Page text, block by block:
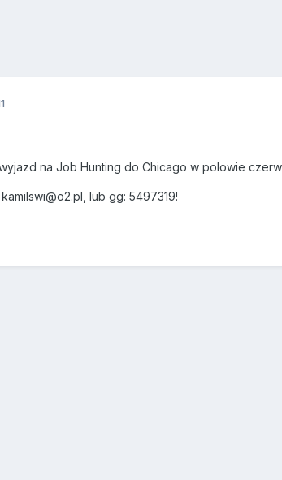
na Job Hunting do Chicago w polowie
lub gg: 5497319!